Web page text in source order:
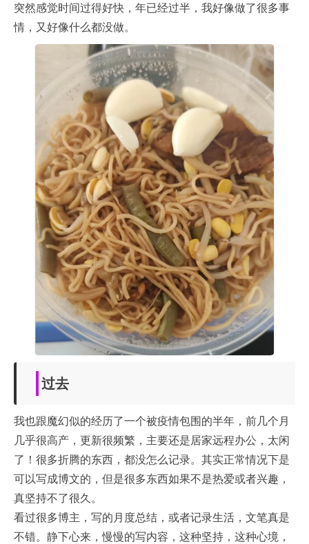
突然感觉时间过得好快，年已经过半，我好像做了很多事
情，又好像什么都没做。
过去
我也跟魔幻似的经历了一个被疫情包围的半年，前几个月
几乎很高产，更新很频繁，主要还是居家远程办公，太闲
了！很多折腾的东西，都没怎么记录。其实正常情况下是
可以写成博文的，但是很多东西如果不是热爱或者兴趣，
真坚持不了很久。
看过很多博主，写的月度总结，或者记录生活，文笔真是
不错。静下心来，慢慢的写内容，这种坚持，这种心境，